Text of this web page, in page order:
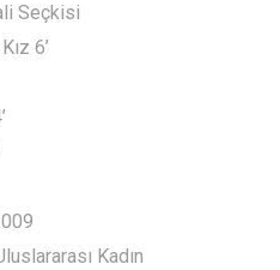
Seçkisi
6’
Kadın